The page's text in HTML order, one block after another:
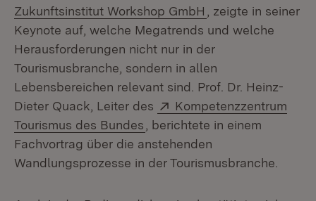
Zukunftsinstitut Workshop GmbH (Öffnet in neuem
, zeigte in seiner
Keynote auf, welche Megatrends und welche
Herausforderungen nicht nur in der
Tourismusbranche, sondern in allen
Lebensbereichen relevant sind. Prof. Dr. Heinz-
Dieter Quack, Leiter des
Extern:
Kompetenzzentrum
Tourismus des Bundes (Öffnet in neuem Fenster)
, berichtete in einem
Fachvortrag über die anstehenden
Wandlungsprozesse in der Tourismusbranche.